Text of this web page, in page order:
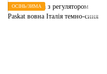
ОСІНЬ/ЗИМА